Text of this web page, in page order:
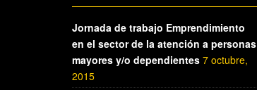
Jornada de trabajo Emprendimiento
en el sector de la atención a personas
mayores y/o dependientes 7 octubre,
2015